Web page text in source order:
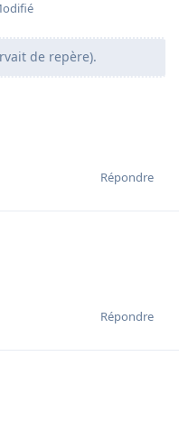
de repère).
Répondre
Répondre